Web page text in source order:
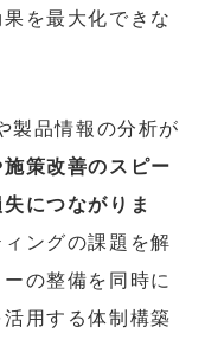
を最大化できな
製品情報の分析が
策改善のスピー
につながりま
ングの課題を解
の整備を同時に
用する体制構築